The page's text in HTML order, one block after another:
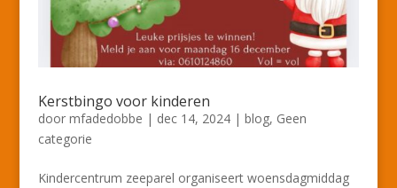
Kerstbingo voor kinderen
door mfadedobbe | dec 14, 2024| blog, Geen
categorie
Kindercentrum zeeparel organiseert woensdagmiddag